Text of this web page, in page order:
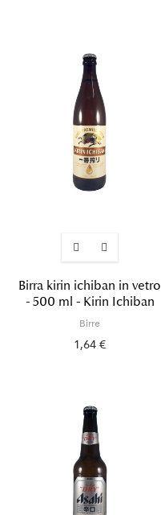
Birra kirin ichiban in vetro
- 500 ml - Kirin Ichiban
Birre
1,64 €